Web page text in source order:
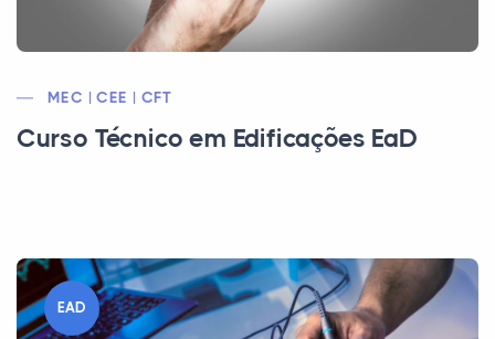
MEC | CEE | CFT
Curso Técnico em Edificações EaD
EAD